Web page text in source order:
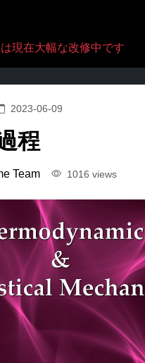
現在大幅な改修中です
2023-06-09
程
Team 1016 views